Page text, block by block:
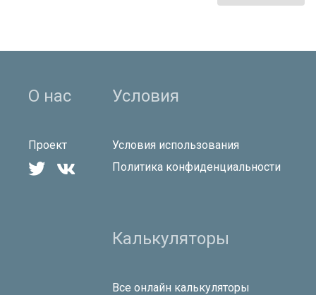
О нас
Проект
 
Условия
Условия использования
Политика конфиденциальности
Калькуляторы
Все онлайн калькуляторы